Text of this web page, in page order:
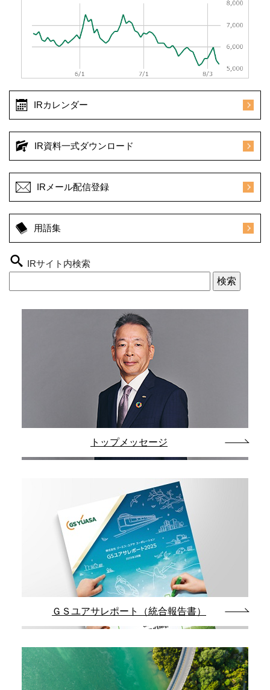
IRカレンダー
IR資料一式ダウンロード
IRメール配信登録
用語集
IRサイト内検索
トップメッセージ
ＧＳユアサレポート（統合報告書）